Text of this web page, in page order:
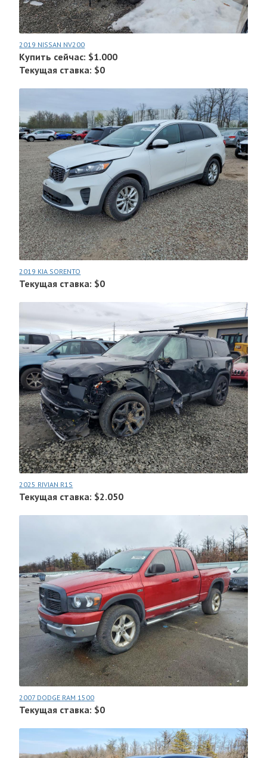
2019 NISSAN NV200
Купить сейчас: $1.000
Текущая ставка: $0
2019 KIA SORENTO
Текущая ставка: $0
2025 RIVIAN R1S
Текущая ставка: $2.050
2007 DODGE RAM 1500
Текущая ставка: $0